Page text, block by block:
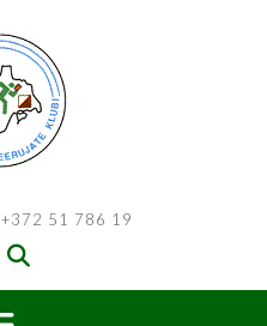
+372 51 786 19